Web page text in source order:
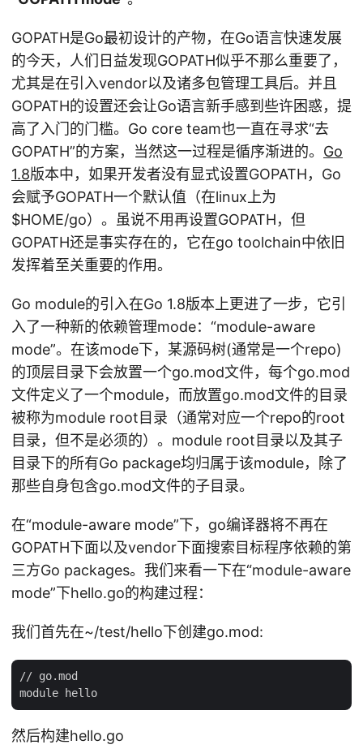
GOPATH是Go最初设计的产物，在Go语言快速发展
的今天，人们日益发现GOPATH似乎不那么重要了，
尤其是在引入vendor以及诸多包管理工具后。并且
GOPATH的设置还会让Go语言新手感到些许困惑，提
高了入门的门槛。Go core team也一直在寻求“去
GOPATH”的方案，当然这一过程是循序渐进的。 Go
1.8版本中，如果开发者没有显式设置GOPATH，Go
会赋予GOPATH一个默认值（在linux上为
$HOME/go）。虽说不用再设置GOPATH，但
GOPATH还是事实存在的，它在go toolchain中依旧
发挥着至关重要的作用。
Go module的引入在Go 1.8版本上更进了一步，它引
入了一种新的依赖管理mode：“module-aware
mode”。在该mode下，某源码树(通常是一个repo)
的顶层目录下会放置一个go.mod文件，每个go.mod
文件定义了一个module，而放置go.mod文件的目录
被称为module root目录（通常对应一个repo的root
目录，但不是必须的）。module root目录以及其子
目录下的所有Go package均归属于该module，除了
那些自身包含go.mod文件的子目录。
在“module-aware mode”下，go编译器将不再在
GOPATH下面以及vendor下面搜索目标程序依赖的第
三方Go packages。我们来看一下在“module-aware
mode”下hello.go的构建过程：
我们首先在~/test/hello下创建go.mod:
// go.mod
然后构建hello.go